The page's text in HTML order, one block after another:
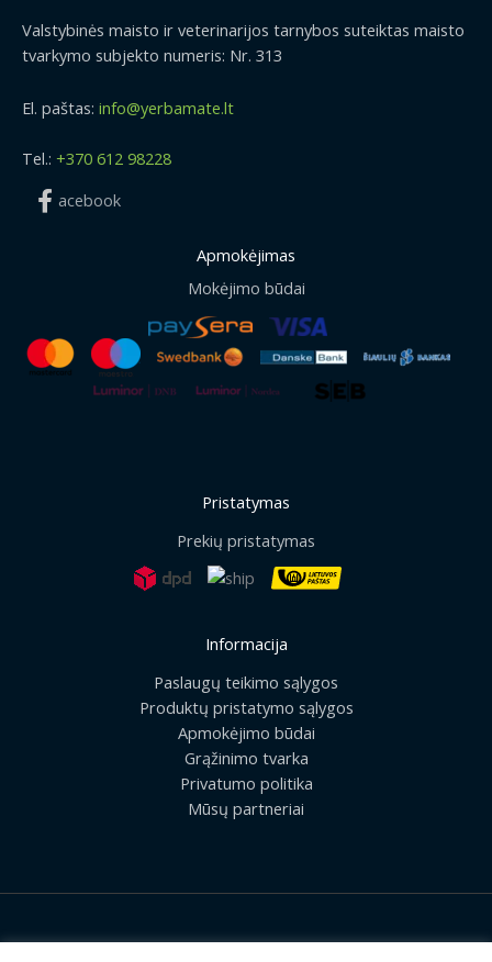
Valstybinės maisto ir veterinarijos tarnybos suteiktas maisto
tvarkymo subjekto numeris: Nr. 313
El. paštas: info@yerbamate.lt
Tel.: +370 612 98228
acebook
Apmokėjimas
Mokėjimo būdai
Pristatymas
Prekių pristatymas
Informacija
Paslaugų teikimo sąlygos
Produktų pristatymo sąlygos
Apmokėjimo būdai
Grąžinimo tvarka
Privatumo politika
Mūsų partneriai